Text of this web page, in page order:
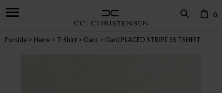
0
Forside Herre T-Shirt Gant Gant PLACED STRIPE SS TSHIRT